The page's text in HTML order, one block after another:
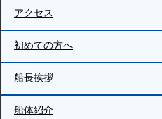
アクセス
初めての方へ
船長挨拶
船体紹介